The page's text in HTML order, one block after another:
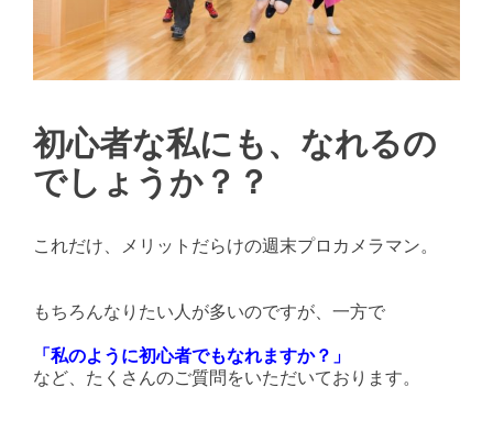
初心者な私にも、なれるの
でしょうか？？
これだけ、メリットだらけの週末プロカメラマン。
もちろんなりたい人が多いのですが、一方で
「私のように初心者でもなれますか？」
など、たくさんのご質問をいただいております。